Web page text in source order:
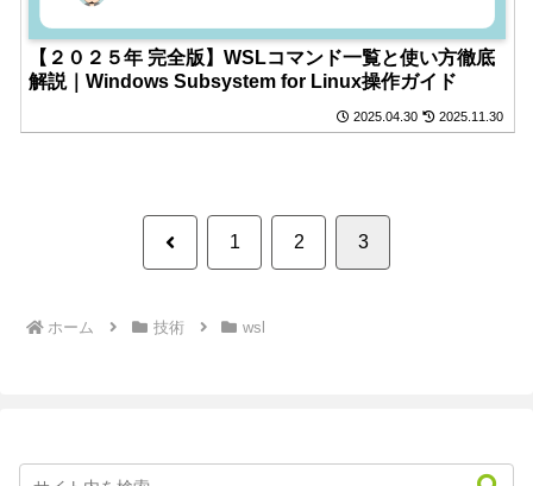
【２０２５年 完全版】WSLコマンド一覧と使い方徹底
解説｜Windows Subsystem for Linux操作ガイド
2025.04.30 2025.11.30
前 1 2 3
ホーム 技術 wsl